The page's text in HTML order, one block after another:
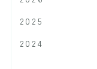
2025
2024